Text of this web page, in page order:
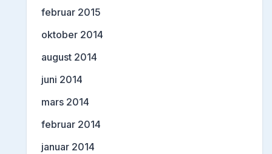
februar 2015
oktober 2014
august 2014
juni 2014
mars 2014
februar 2014
januar 2014